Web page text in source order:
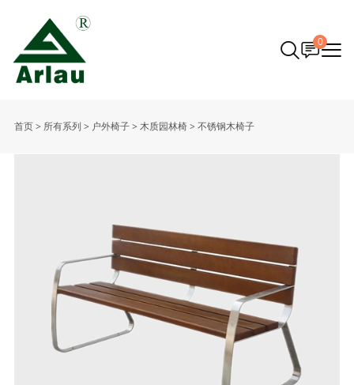
0
首页> 所有系列 > 户外椅子> 木质园林椅> 不锈钢木椅子